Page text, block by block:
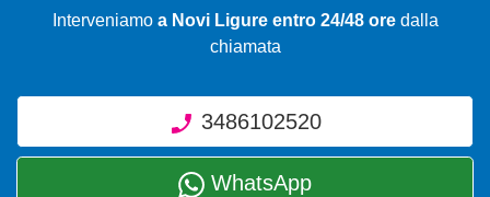
Interveniamo a Novi Ligure entro 24/48 oredalla
chiamata
3486102520
WhatsApp